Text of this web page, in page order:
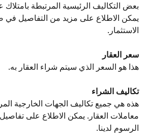
بعض التكاليف الرئيسية المرتبطة
يمكن الاطلاع على مزيد من التفاصيل
الاستثمار.
سعر العقار
هذا هو السعر الذي سيتم شراء العقار به.
تكاليف الشراء
هذه هي جميع تكاليف الجهات الخارجية
معاملات العقار. يمكن الاطلاع على
الرسوم لدينا.